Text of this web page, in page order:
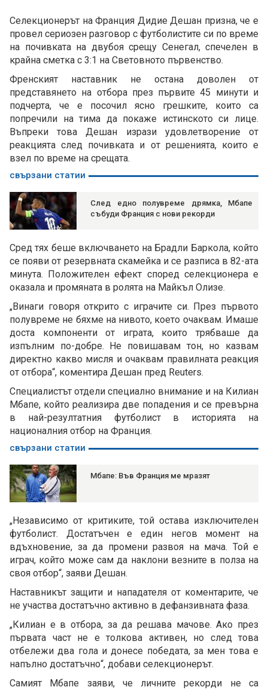
Селекционерът на Франция Дидие Дешан призна, че е
провел сериозен разговор с футболистите си по време
на почивката на двубоя срещу Сенегал, спечелен в
крайна сметка с 3:1 на Световното първенство.
Френският наставник не остана доволен от
представянето на отбора през първите 45 минути и
подчерта, че е посочил ясно грешките, които са
попречили на тима да покаже истинското си лице.
Въпреки това Дешан изрази удовлетворение от
реакцията след почивката и от решенията, които е
взел по време на срещата.
свързани статии
След едно полувреме дрямка, Мбапе
събуди Франция с нови рекорди
Сред тях беше включването на Брадли Баркола, който
се появи от резервната скамейка и се разписа в 82-ата
минута. Положителен ефект според селекционера е
оказала и промяната в ролята на Майкъл Олизе.
„Винаги говоря открито с играчите си. През първото
полувреме не бяхме на нивото, което очаквам. Имаше
доста компоненти от играта, които трябваше да
изпълним по-добре. Не повишавам тон, но казвам
директно какво мисля и очаквам правилната реакция
от отбора“, коментира Дешан пред Reuters.
Специалистът отдели специално внимание и на Килиан
Мбапе, който реализира две попадения и се превърна
в най-резултатния футболист в историята на
националния отбор на Франция.
свързани статии
Мбапе: Във Франция ме мразят
„Независимо от критиките, той остава изключителен
футболист. Достатъчен е един негов момент на
вдъхновение, за да промени развоя на мача. Той е
играч, който може сам да наклони везните в полза на
своя отбор“, заяви Дешан.
Наставникът защити и нападателя от коментарите, че
не участва достатъчно активно в дефанзивната фаза.
„Килиан е в отбора, за да решава мачове. Ако през
първата част не е толкова активен, но след това
отбележи два гола и донесе победата, за мен това е
напълно достатъчно“, добави селекционерът.
Самият Мбапе заяви, че личните рекорди не са